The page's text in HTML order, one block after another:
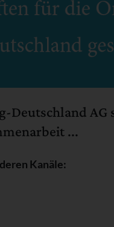
Deutschland AG
...
Kanäle: